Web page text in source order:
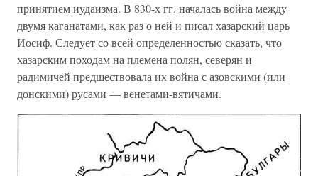
принятием иудаизма. В 830-х гг. началась война между
двумя каганатами, как раз о ней и писал хазарский царь
Иосиф. Следует со всей определенностью сказать, что
хазарским походам на племена полян, северян и
радимичей предшествовала их война с азовскими (или
донскими) русами — венетами-вятичами.